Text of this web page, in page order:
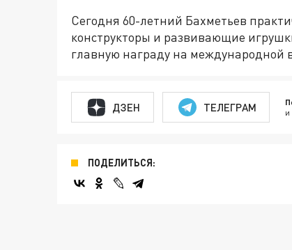
Сегодня 60-летний Бахметьев
конструкторы и развивающие
главную награду на международной
ДЗЕН ТЕЛЕГРАМ и
ПОДЕЛИТЬСЯ: